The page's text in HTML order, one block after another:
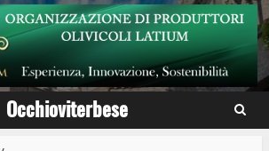
Occhioviterbese